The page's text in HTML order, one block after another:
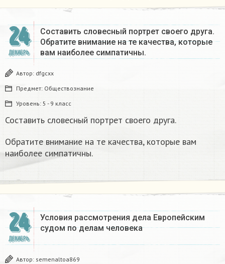
24
ДЕКАБРЬ
Составить словесный портрет своего друга.
Обратите внимание на те качества, которые
вам наиболее симпатичны.
Автор: dfgcxx
Предмет: Обществознание
Уровень: 5 - 9 класс
Составить словесный портрет своего друга.
Обратите внимание на те качества, которые вам
наиболее симпатичны.
24
ДЕКАБРЬ
Условия рассмотрения дела Европейским
судом по делам человека
Автор: semenaltoa869